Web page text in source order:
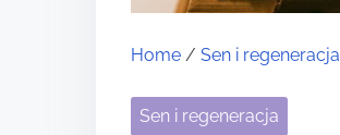
Home / Sen i regeneracja
Sen i regeneracja